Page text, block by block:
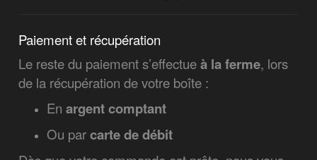
Paiement et récupération
Le reste du paiement s’effectueà la ferme, lors
de la récupération de votre boîte :
Enargent comptant
Ou parcarte de débit